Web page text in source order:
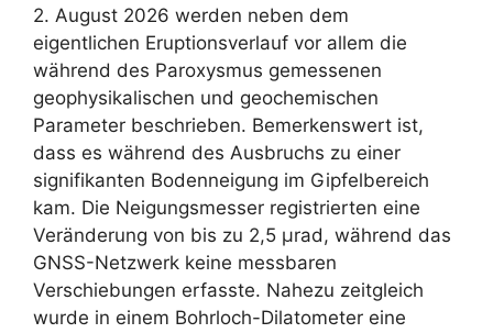
2. August 2026 werden neben dem
eigentlichen Eruptionsverlauf vor allem die
während des Paroxysmus gemessenen
geophysikalischen und geochemischen
Parameter beschrieben. Bemerkenswert ist,
dass es während des Ausbruchs zu einer
signifikanten Bodenneigung im Gipfelbereich
kam. Die Neigungsmesser registrierten eine
Veränderung von bis zu 2,5 µrad, während das
GNSS-Netzwerk keine messbaren
Verschiebungen erfasste. Nahezu zeitgleich
wurde in einem Bohrloch-Dilatometer eine